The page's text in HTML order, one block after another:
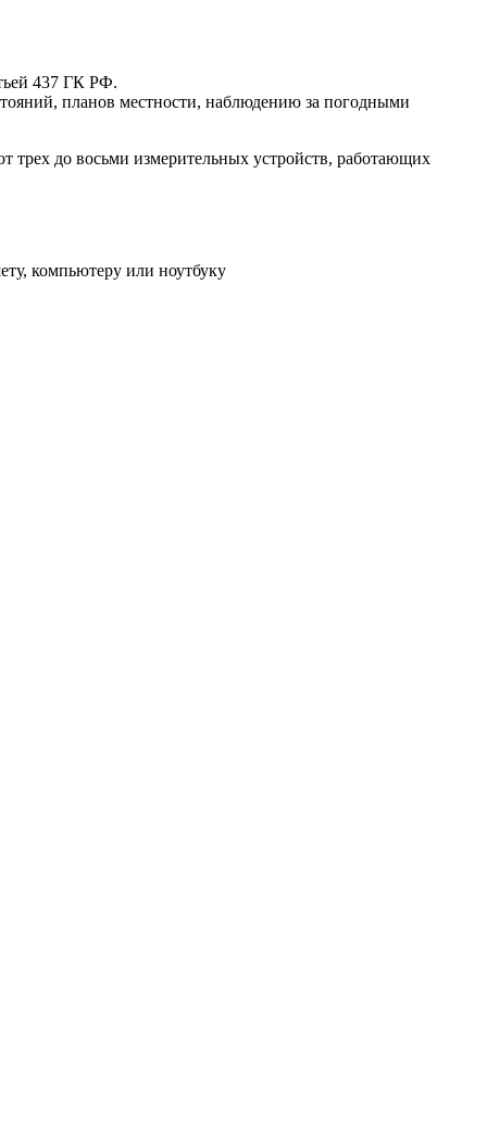
437 ГК РФ.
планов местности, наблюдению за погодными
трех до восьми измерительных устройств, работающих
компьютеру или ноутбуку